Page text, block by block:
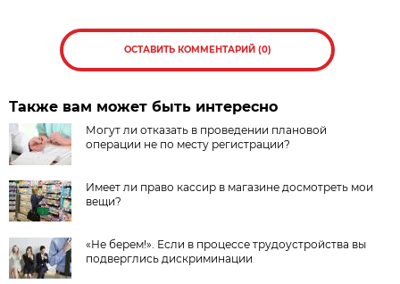
ОСТАВИТЬ КОММЕНТАРИЙ (0)
Также вам может быть интересно
Могут ли отказать в проведении плановой
операции не по месту регистрации?
Имеет ли право кассир в магазине досмотреть мои
вещи?
«Не берем!». Если в процессе трудоустройства вы
подверглись дискриминации